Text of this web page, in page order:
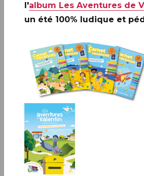
DOLE (39)
Infos complémentaires :
annulé au regard du contexte
PARIS(75)
Infos complémentaires :
annulé au regard du contexte sanitaire
l'album Les Aventures de
un été 100% ludique et